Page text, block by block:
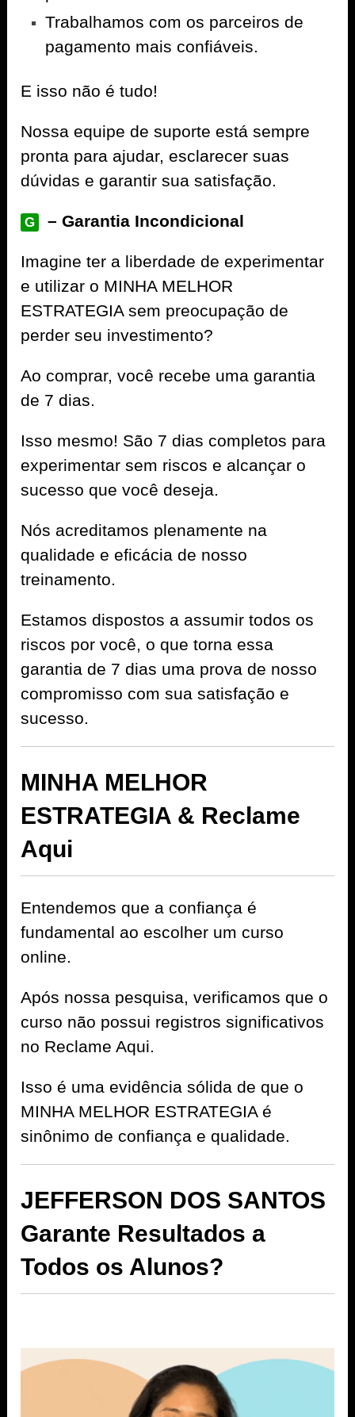
Trabalhamos com os parceiros de
pagamento mais confiáveis.
E isso não é tudo!
Nossa equipe de suporte está sempre
pronta para ajudar, esclarecer suas
dúvidas e garantir sua satisfação.
G – Garantia Incondicional
Imagine ter a liberdade de experimentar
e utilizar o MINHA MELHOR
ESTRATEGIA sem preocupação de
perder seu investimento?
Ao comprar, você recebe uma garantia
de 7 dias.
Isso mesmo! São 7 dias completos para
experimentar sem riscos e alcançar o
sucesso que você deseja.
Nós acreditamos plenamente na
qualidade e eficácia de nosso
treinamento.
Estamos dispostos a assumir todos os
riscos por você, o que torna essa
garantia de 7 dias uma prova de nosso
compromisso com sua satisfação e
sucesso.
MINHA MELHOR
ESTRATEGIA & Reclame
Aqui
Entendemos que a confiança é
fundamental ao escolher um curso
online.
Após nossa pesquisa, verificamos que o
curso não possui registros significativos
no Reclame Aqui.
Isso é uma evidência sólida de que o
MINHA MELHOR ESTRATEGIA é
sinônimo de confiança e qualidade.
JEFFERSON DOS SANTOS
Garante Resultados a
Todos os Alunos?